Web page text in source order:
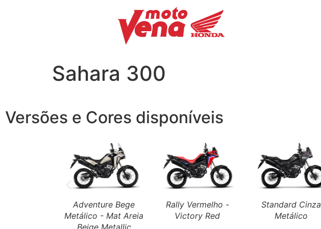
Sahara 300
Versões e Cores disponíveis
Adventure Bege
Metálico - Mat Areia
Rally Vermelho -
Victory Red
Standard Cinza
Metálico